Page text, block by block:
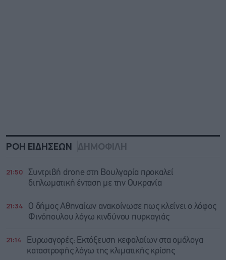
ΡΟΗ ΕΙΔΗΣΕΩΝ ΔΗΜΟΦΙΛΗ
21:50
Συντριβή drone στη Βουλγαρία προκαλεί
διπλωματική ένταση με την Ουκρανία
21:34
Ο δήμος Αθηναίων ανακοίνωσε πως κλείνει ο λόφος
Φινόπουλου λόγω κινδύνου πυρκαγιάς
21:14
Ευρωαγορές: Εκτόξευση κεφαλαίων στα ομόλογα
καταστροφής λόγω της κλιματικής κρίσης